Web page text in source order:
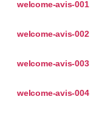
welcome-avis-001
welcome-avis-002
welcome-avis-003
welcome-avis-004